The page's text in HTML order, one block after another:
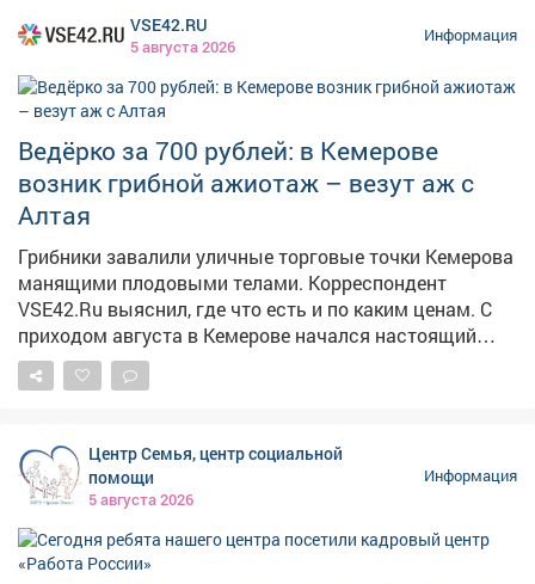
благоустройства дворов, капитального ремонта
домов, личные проблемы правового характера.
Попасть на прием по личным вопросам можно
каждые первую и третью среды месяца по адресу пр.
Строителей 18, общественная приемная граждан.
Предварительная запись по телефону: 2-75-04.
VSE42.RU
5 августа 2026
Информация
Ведёрко за 700 рублей: в Кемерове
возник грибной ажиотаж – везут аж с
Алтая
Грибники завалили уличные торговые точки Кемерова
манящими плодовыми телами. Корреспондент
VSE42.Ru выяснил, где что есть и по каким ценам. С
приходом августа в Кемерове начался настоящий
грибной бум: народные рынки так и распирает от
аппетитных грибочков, собранных вручную в лесу.
роскошные трофеи, а горожанам только и остаётся,
что разбирать лесное лакомство как горячие пирожки.
Центр Семья, центр социальной
помощи
5 августа 2026
Информация